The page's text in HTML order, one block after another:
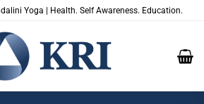
Yoga | Health. Self Awareness. Education.